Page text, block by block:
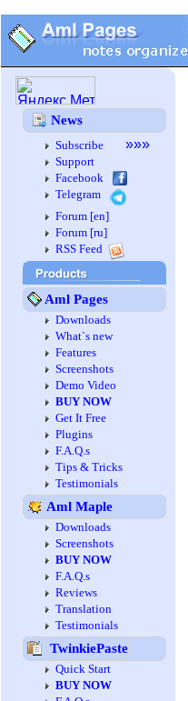
News
Subscribe »»»
Support
Facebook
Telegram
Forum [en]
Forum [ru]
RSS Feed
Aml Pages
Downloads
What`s new
Features
Screenshots
Demo Video
BUY NOW
Get It Free
Plugins
F.A.Q.s
Tips & Tricks
Testimonials
Aml Maple
Downloads
Screenshots
BUY NOW
F.A.Q.s
Reviews
Translation
Testimonials
TwinkiePaste
Quick Start
BUY NOW